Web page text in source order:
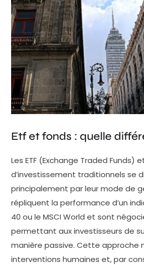
Etf et fonds : quelle
Les ETF (Exchange Traded Funds)
d’investissement traditionnels se
principalement par leur mode de
répliquent la performance d’un
40 ou le MSCI World et sont
permettant aux investisseurs de
manière passive. Cette approche
interventions humaines et, par